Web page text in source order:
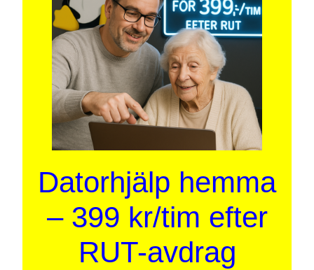
Datorhjälp hemma
– 399 kr/tim efter
RUT-avdrag